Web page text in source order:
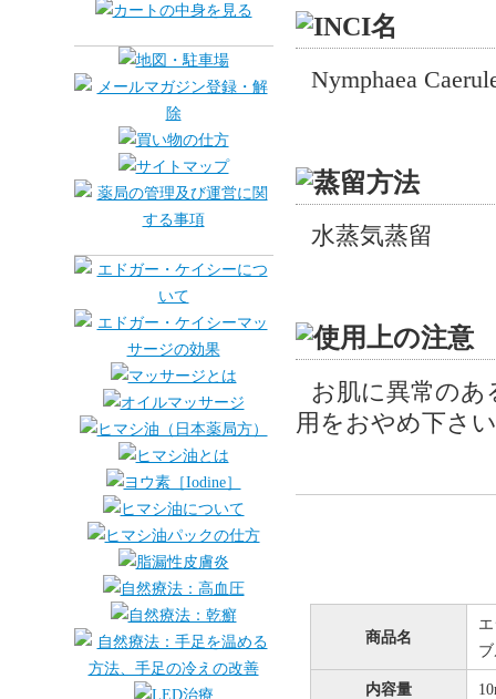
Nymphaea
水蒸気蒸留
お肌に異常の
用をおやめ下さ
商品名
内容量